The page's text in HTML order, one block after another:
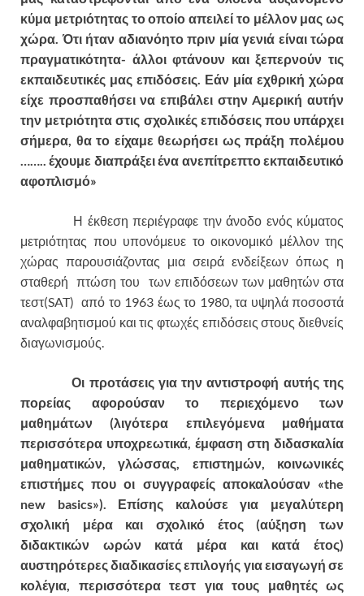
κύμα μετριότητας το οποίο απειλεί το μέλλον μας ως
χώρα. Ότι ήταν αδιανόητο πριν μία γενιά είναι τώρα
πραγματικότητα- άλλοι φτάνουν και ξεπερνούν τις
εκπαιδευτικές μας επιδόσεις. Εάν μία εχθρική χώρα
είχε προσπαθήσει να επιβάλει στηνAμερική αυτήν
την μετριότητα στις σχολικές επιδόσεις που υπάρχει
σήμερα, θα το είχαμε θεωρήσει ως πράξη πολέμου
…….. έχουμε διαπράξει ένα ανεπίτρεπτο εκπαιδευτικό
αφοπλισμό»
Η έκθεση περιέγραφε την άνοδο ενός κύματος
μετριότητας που υπονόμευε το οικονομικό μέλλον της
χώρας παρουσιάζοντας μια σειρά ενδείξεων όπως η
σταθερή πτώση του των επιδόσεων των μαθητών στα
τεστ(SAT) από το 1963 έως το 1980, τα υψηλά ποσοστά
αναλφαβητισμού και τις φτωχές επιδόσεις στους διεθνείς
διαγωνισμούς.
Οι προτάσεις για την αντιστροφή αυτής της
πορείας αφορούσαν το περιεχόμενο των
μαθημάτων (λιγότερα επιλεγόμενα μαθήματα
περισσότερα υποχρεωτικά, έμφαση στη διδασκαλία
μαθηματικών, γλώσσας, επιστημών, κοινωνικές
επιστήμες που οι συγγραφείς αποκαλούσαν «the
new
basics»). Επίσης καλούσε για μεγαλύτερη
σχολική μέρα και σχολικό έτος (αύξηση των
διδακτικών ωρών κατά μέρα και κατά έτος)
αυστηρότερες διαδικασίες επιλογής για εισαγωγή σε
κολέγια, περισσότερα τεστ για τους μαθητές ως